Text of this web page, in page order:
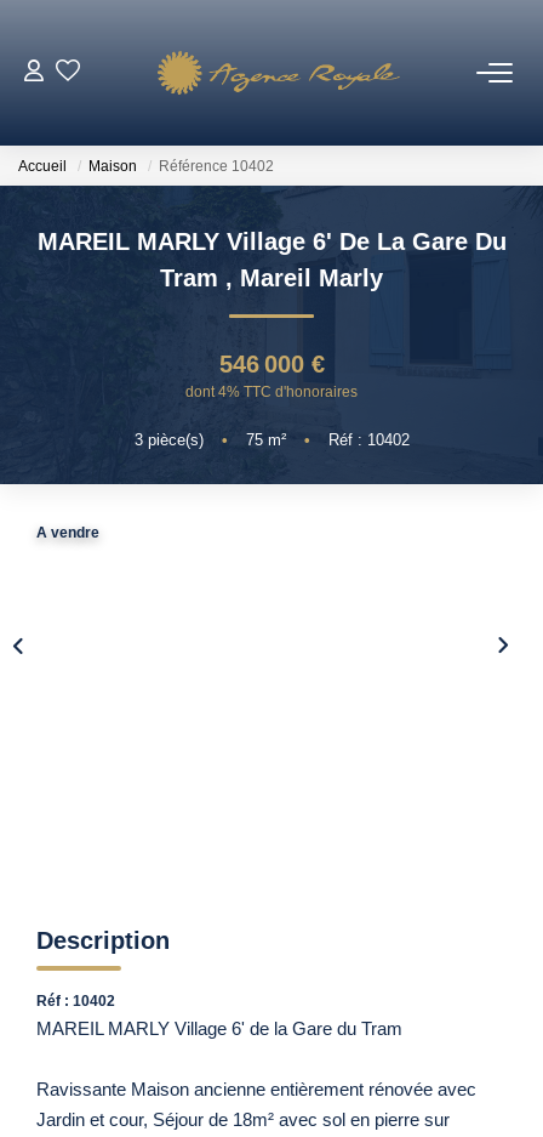
BIENS VENDUS
LOCATIONS
Accueil Maison Référence 10402
MAREIL MARLY Village 6' De La Gare Du
Tram , Mareil Marly
546 000 €
dont 4% TTC d'honoraires
3pièce(s) • 75m² • Réf : 10402
A vendre
Description
Réf : 10402
MAREIL MARLY Village 6' de la Gare du Tram
Ravissante Maison ancienne entièrement rénovée avec
Jardin et cour, Séjour de 18m² avec sol en pierre sur